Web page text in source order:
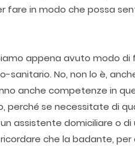
fare in modo che possa
appena avuto modo
sanitario. No, non lo è,
anche competenze in
perché se necessitate di
assistente domiciliare o
che la badante,